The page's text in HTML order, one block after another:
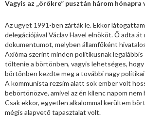
Vagyis az „örökre” pusztán három
Az ügyet 1991-ben zárták le. Ekkor látogattam
delegációjával Václav Havel elnököt. Ő adta át
dokumentumot, melyben államfőként
Axióma szerint minden politikusnak
töltenie a börtönben, vagyis lehetséges, hogy
börtönben kezdte meg a további nagy
A kommunista rezsim alatt sok ember volt
bebörtönözve, amivel az én kilenc napom
Csak ekkor, egyetlen alkalommal kerültem
mégis alapvető tapasztalat volt.